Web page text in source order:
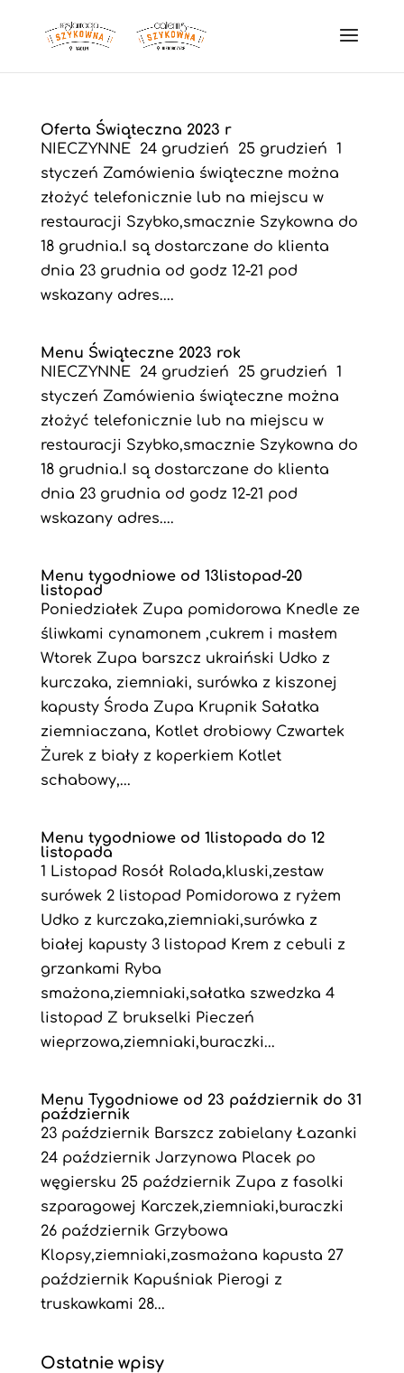
Oferta Świąteczna 2023 r
NIECZYNNE 24 grudzień 25 grudzień 1
styczeń Zamówienia świąteczne można
złożyć telefonicznie lub na miejscu w
restauracji Szybko,smacznie Szykowna do
18 grudnia.I są dostarczane do klienta
dnia 23 grudnia od godz 12-21 pod
wskazany adres....
Menu Świąteczne 2023 rok
NIECZYNNE 24 grudzień 25 grudzień 1
styczeń Zamówienia świąteczne można
złożyć telefonicznie lub na miejscu w
restauracji Szybko,smacznie Szykowna do
18 grudnia.I są dostarczane do klienta
dnia 23 grudnia od godz 12-21 pod
wskazany adres....
Menu tygodniowe od 13listopad-20
listopad
Poniedziałek Zupa pomidorowa Knedle ze
śliwkami cynamonem ,cukrem i masłem
Wtorek Zupa barszcz ukraiński Udko z
kurczaka, ziemniaki, surówka z kiszonej
kapusty Środa Zupa Krupnik Sałatka
ziemniaczana, Kotlet drobiowy Czwartek
Żurek z biały z koperkiem Kotlet
schabowy,...
Menu tygodniowe od 1listopada do 12
listopada
1 Listopad Rosół Rolada,kluski,zestaw
surówek 2 listopad Pomidorowa z ryżem
Udko z kurczaka,ziemniaki,surówka z
białej kapusty 3 listopad Krem z cebuli z
grzankami Ryba
smażona,ziemniaki,sałatka szwedzka 4
listopad Z brukselki Pieczeń
wieprzowa,ziemniaki,buraczki...
Menu Tygodniowe od 23 październik do 31
październik
23 październik Barszcz zabielany Łazanki
24 październik Jarzynowa Placek po
węgiersku 25 październik Zupa z fasolki
szparagowej Karczek,ziemniaki,buraczki
26 październik Grzybowa
Klopsy,ziemniaki,zasmażana kapusta 27
październik Kapuśniak Pierogi z
truskawkami 28...
Ostatnie wpisy